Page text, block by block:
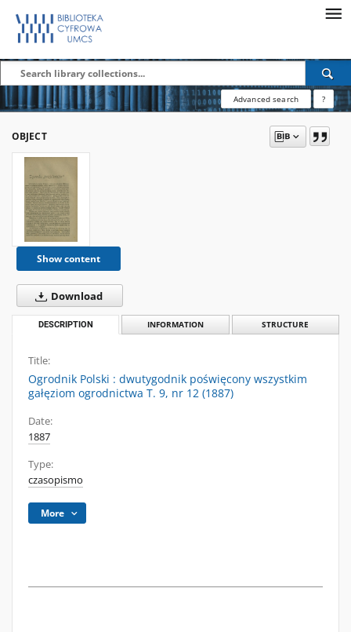
Advanced search ?
OBJECT
Show content
Download
DESCRIPTION INFORMATION STRUCTURE
Title:
Ogrodnik Polski : dwutygodnik poświęcony wszystkim
gałęziom ogrodnictwa T. 9, nr 12 (1887)
Date:
1887
Type:
czasopismo
More